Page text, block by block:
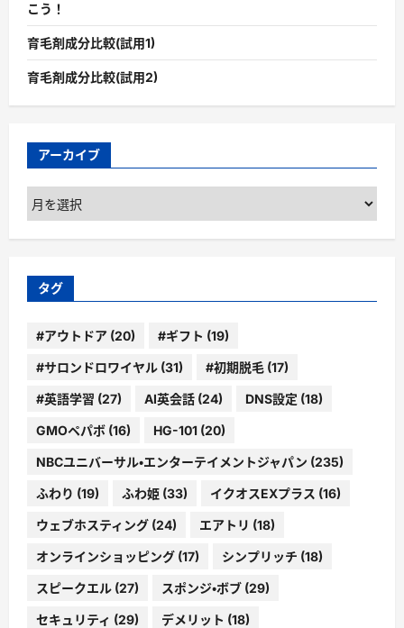
こう！
育毛剤成分比較(試用1)
育毛剤成分比較(試用2)
アーカイブ
ア
ー
カ
ブ
タグ
#アウトドア (20) #ギフト (19)
#サロンドロワイヤル (31) #初期脱毛 (17)
#英語学習 (27) AI英会話 (24) DNS設定 (18)
GMOペパボ (16) HG-101 (20)
NBCユニバーサル・エンターテイメントジャパン (235)
ふわり (19) ふわ姫 (33) イクオスEXプラス (16)
ウェブホスティング (24) エアトリ (18)
オンラインショッピング (17) シンプリッチ (18)
スピークエル (27) スポンジ・ボブ (29)
セキュリティ (29) デメリット (18)